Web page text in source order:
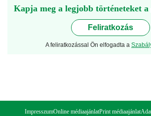
Kapja meg a legjobb történeteket
Feliratkozás
A feliratkozással Ön elfogadta a
ImpresszumOnline médiaajánlatPrint médiaajánlat